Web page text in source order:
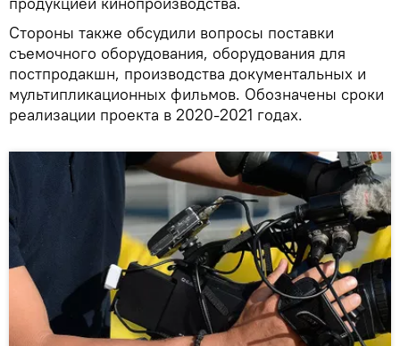
Стороны также обсудили вопросы поставки
съемочного оборудования, оборудования для
постпродакшн, производства документальных и
мультипликационных фильмов. Обозначены сроки
реализации проекта в 2020-2021 годах.